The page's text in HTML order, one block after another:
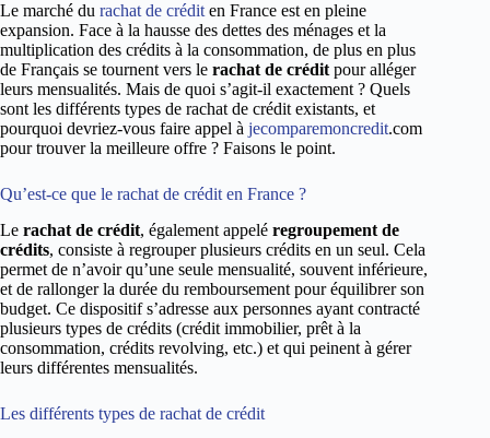
Le marché du rachat de crédit en France est en pleine
expansion. Face à la hausse des dettes des ménages et la
multiplication des crédits à la consommation, de plus en plus
de Français se tournent vers le rachat de crédit pour alléger
leurs mensualités. Mais de quoi s’agit-il exactement ? Quels
sont les différents types de rachat de crédit existants, et
pourquoi devriez-vous faire appel à jecomparemoncredit.com
pour trouver la meilleure offre ? Faisons le point.
Qu’est-ce que le rachat de crédit en France ?
Le rachat de crédit, également appelé regroupement de
crédits, consiste à regrouper plusieurs crédits en un seul. Cela
permet de n’avoir qu’une seule mensualité, souvent inférieure,
et de rallonger la durée du remboursement pour équilibrer son
budget. Ce dispositif s’adresse aux personnes ayant contracté
plusieurs types de crédits (crédit immobilier, prêt à la
consommation, crédits revolving, etc.) et qui peinent à gérer
leurs différentes mensualités.
Les différents types de rachat de crédit